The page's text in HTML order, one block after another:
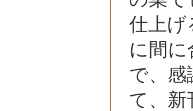
仕上げ
に間
で、感
て、新